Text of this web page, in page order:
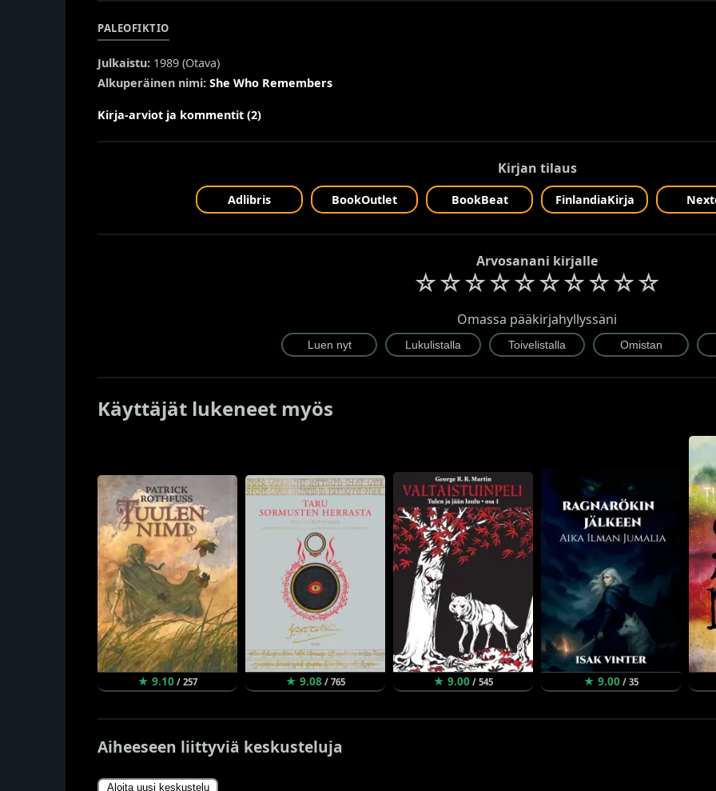
PALEOFIKTIO
Julkaistu: 1989 (Otava)
Alkuperäinen nimi: She Who Remembers
Kirja-arviot ja kommentit (2)
Kirjan tilaus
Adlibris BookOutlet BookBeat FinlandiaKirja
Arvosanani kirjalle
☆☆☆☆☆☆☆☆☆☆
Omassa pääkirjahyllyssäni
Käyttäjät lukeneet myös
★ 9.10 / 257 ★ 9.08 / 765 ★ 9.00 / 545 ★ 9.00 / 35
Aiheeseen liittyviä keskusteluja
Aloita uusi keskustelu